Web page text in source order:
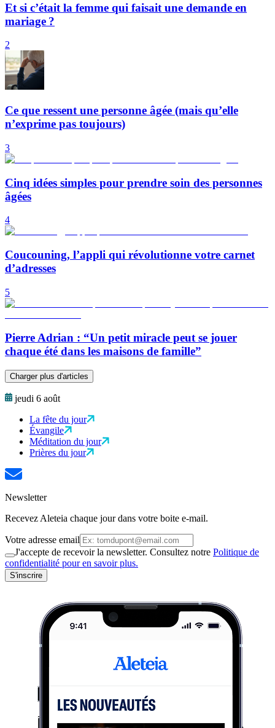
Et si c’était la femme qui faisait une demande en
mariage ?
2
Ce que ressent une personne âgée (mais qu’elle
n’exprime pas toujours)
3
Cinq idées simples pour prendre soin des personnes
âgées
4
Coucouning, l’appli qui révolutionne votre carnet
d’adresses
5
Pierre Adrian : “Un petit miracle peut se jouer
chaque été dans les maisons de famille”
Charger plus d'articles
jeudi 6 août
La fête du jour
Évangile
Méditation du jour
Prières du jour
Newsletter
Recevez Aleteia chaque jour dans votre boite e-mail.
Votre adresse email
J'accepte de recevoir la newsletter. Consultez notre Politique de
confidentialité pour en savoir plus.
S'inscrire